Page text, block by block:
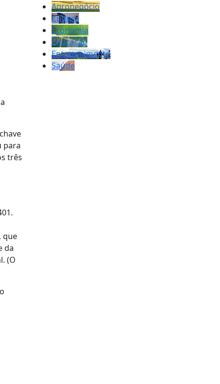
para
três
que
da
(O
Agronegócio
Cultura
Economia
Educação
Entretenimento
Saúde